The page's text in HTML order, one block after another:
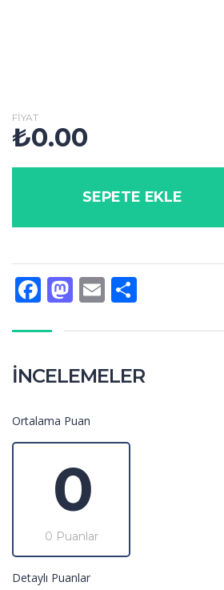
FIYAT
₺0.00
SEPETE EKLE
Facebook
Mastodon
Email
İNCELEMELER
Ortalama Puan
0
0 Puanlar
Detaylı Puanlar